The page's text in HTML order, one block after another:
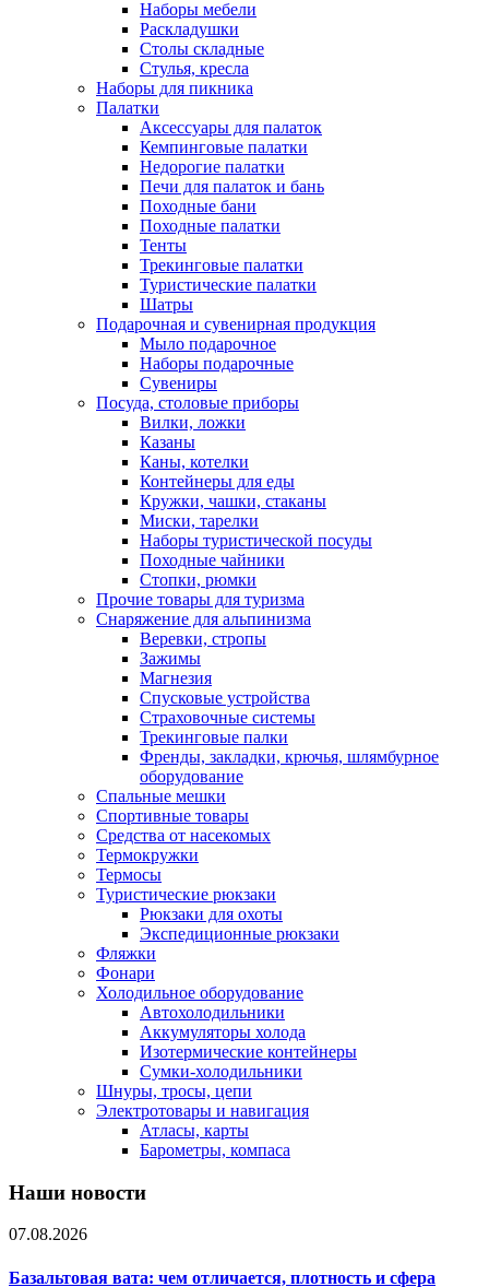
Наборы мебели
Раскладушки
Столы складные
Стулья, кресла
Наборы для пикника
Палатки
Аксессуары для палаток
Кемпинговые палатки
Недорогие палатки
Печи для палаток и бань
Походные бани
Походные палатки
Тенты
Трекинговые палатки
Туристические палатки
Шатры
Подарочная и сувенирная продукция
Мыло подарочное
Наборы подарочные
Сувениры
Посуда, столовые приборы
Вилки, ложки
Казаны
Каны, котелки
Контейнеры для еды
Кружки, чашки, стаканы
Миски, тарелки
Наборы туристической посуды
Походные чайники
Стопки, рюмки
Прочие товары для туризма
Снаряжение для альпинизма
Веревки, стропы
Зажимы
Магнезия
Спусковые устройства
Страховочные системы
Трекинговые палки
Френды, закладки, крючья, шлямбурное
оборудование
Спальные мешки
Спортивные товары
Средства от насекомых
Термокружки
Термосы
Туристические рюкзаки
Рюкзаки для охоты
Экспедиционные рюкзаки
Фляжки
Фонари
Холодильное оборудование
Автохолодильники
Аккумуляторы холода
Изотермические контейнеры
Сумки-холодильники
Шнуры, тросы, цепи
Электротовары и навигация
Атласы, карты
Барометры, компаса
Наши новости
07.08.2026
Базальтовая вата: чем отличается, плотность и сфера